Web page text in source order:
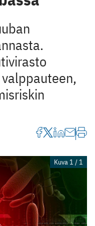
Kuva 1 / 1